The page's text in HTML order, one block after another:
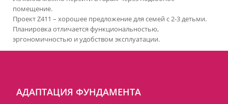
помещение.
Проект Z411 – хорошее предложение для семей с 2-3 детьми.
Планировка отличается функциональностью,
эргономичностью и удобством эксплуатации.
АДАПТАЦИЯ ФУНДАМЕНТА